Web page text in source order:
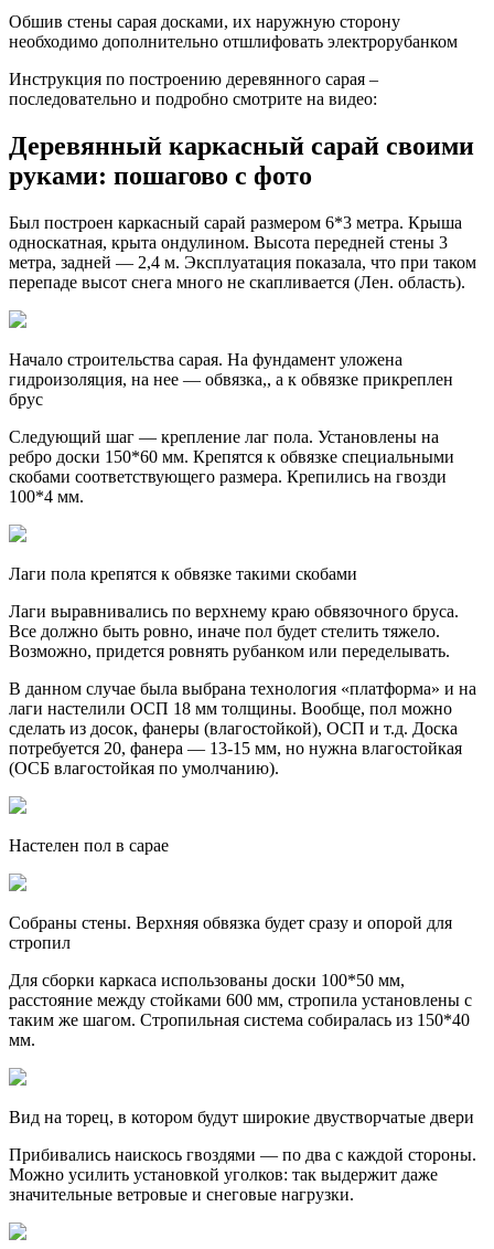
Обшив стены сарая досками, их наружную сторону
необходимо дополнительно отшлифовать электрорубанком
Инструкция по построению деревянного сарая –
последовательно и подробно смотрите на видео:
Деревянный каркасный сарай своими
руками: пошагово с фото
Был построен каркасный сарай размером 6*3 метра. Крыша
односкатная, крыта ондулином. Высота передней стены 3
метра, задней — 2,4 м. Эксплуатация показала, что при таком
перепаде высот снега много не скапливается (Лен. область).
Начало строительства сарая. На фундамент уложена
гидроизоляция, на нее — обвязка,, а к обвязке прикреплен
брус
Следующий шаг — крепление лаг пола. Установлены на
ребро доски 150*60 мм. Крепятся к обвязке специальными
скобами соответствующего размера. Крепились на гвозди
100*4 мм.
Лаги пола крепятся к обвязке такими скобами
Лаги выравнивались по верхнему краю обвязочного бруса.
Все должно быть ровно, иначе пол будет стелить тяжело.
Возможно, придется ровнять рубанком или переделывать.
В данном случае была выбрана технология «платформа» и на
лаги настелили ОСП 18 мм толщины. Вообще, пол можно
сделать из досок, фанеры (влагостойкой), ОСП и т.д. Доска
потребуется 20, фанера — 13-15 мм, но нужна влагостойкая
(ОСБ влагостойкая по умолчанию).
Настелен пол в сарае
Собраны стены. Верхняя обвязка будет сразу и опорой для
стропил
Для сборки каркаса использованы доски 100*50 мм,
расстояние между стойками 600 мм, стропила установлены с
таким же шагом. Стропильная система собиралась из 150*40
мм.
Вид на торец, в котором будут широкие двустворчатые двери
Прибивались наискось гвоздями — по два с каждой стороны.
Можно усилить установкой уголков: так выдержит даже
значительные ветровые и снеговые нагрузки.